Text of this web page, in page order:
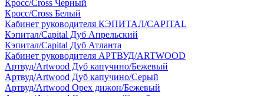
Кросс/Cross Черный
Кросс/Cross Белый
Кабинет руководителя КЭПИТАЛ/CAPITAL
Кэпитал/Capital Дуб Апрельский
Кэпитал/Capital Дуб Атланта
Кабинет руководителя АРТВУД/ARTWOOD
Артвуд/Artwood Дуб капучино/Бежевый
Артвуд/Artwood Дуб капучино/Серый
Артвуд/Artwood Орех дижон/Бежевый